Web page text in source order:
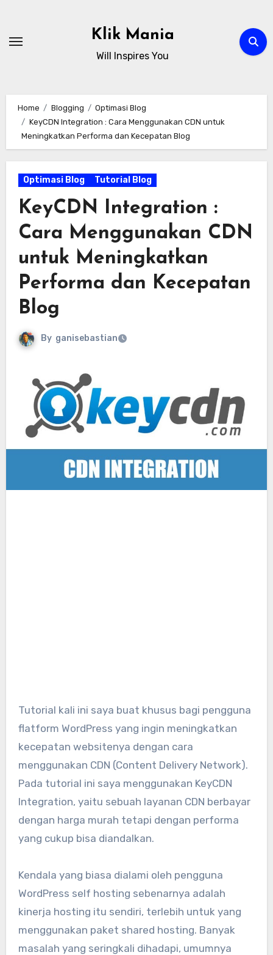
content
Klik Mania
Will Inspires You
Home Blogging
Optimasi Blog
KeyCDN Integration : Cara Menggunakan CDN untuk
Meningkatkan Performa dan Kecepatan Blog
Optimasi Blog Tutorial Blog
KeyCDN Integration :
Cara Menggunakan CDN
untuk Meningkatkan
Performa dan Kecepatan
Blog
By ganisebastian
Tutorial kali ini saya buat khusus bagi pengguna
flatform WordPress yang ingin meningkatkan
kecepatan websitenya dengan cara
menggunakan CDN (Content Delivery Network).
Pada tutorial ini saya menggunakan KeyCDN
Integration, yaitu sebuah layanan CDN berbayar
dengan harga murah tetapi dengan performa
yang cukup bisa diandalkan.
Kendala yang biasa dialami oleh pengguna
WordPress self hosting sebenarnya adalah
kinerja hosting itu sendiri, terlebih untuk yang
menggunakan paket shared hosting. Banyak
masalah yang seringkali dihadapi, umumnya